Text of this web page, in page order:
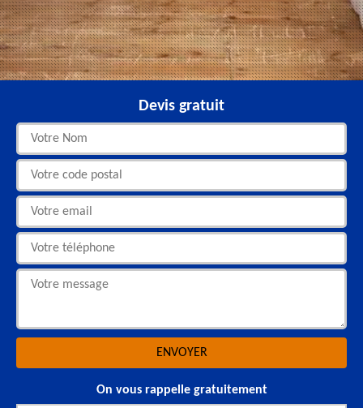
Devis gratuit
On vous rappelle gratuitement